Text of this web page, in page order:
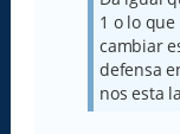
1 o lo
cambiar
defensa
nos esta